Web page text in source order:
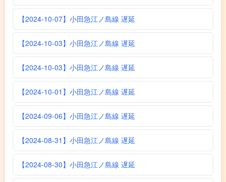
【2024-10-07】小田急江ノ島線 遅延
【2024-10-03】小田急江ノ島線 遅延
【2024-10-03】小田急江ノ島線 遅延
【2024-10-01】小田急江ノ島線 遅延
【2024-09-06】小田急江ノ島線 遅延
【2024-08-31】小田急江ノ島線 遅延
【2024-08-30】小田急江ノ島線 遅延